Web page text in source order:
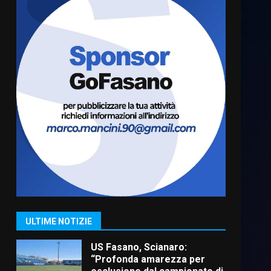
ULTIME NOTIZIE
Cura dei beni comuni e
cittadinanza attiva: online
l’avviso per la gestione
condivisa della Villetta di
Laureto
6 Agosto 2026 06:20
7
La magia del Minareto e la
prima assoluta de “L’Albergo
Belvedere. Il rapimento”
6 Agosto 2026 06:15
1
“I Contestatori: Musica di
Rivoluzione”: nuovo
appuntamento con “Fasano in
US Fasano, Scianaro:
“Profonda amarezza per